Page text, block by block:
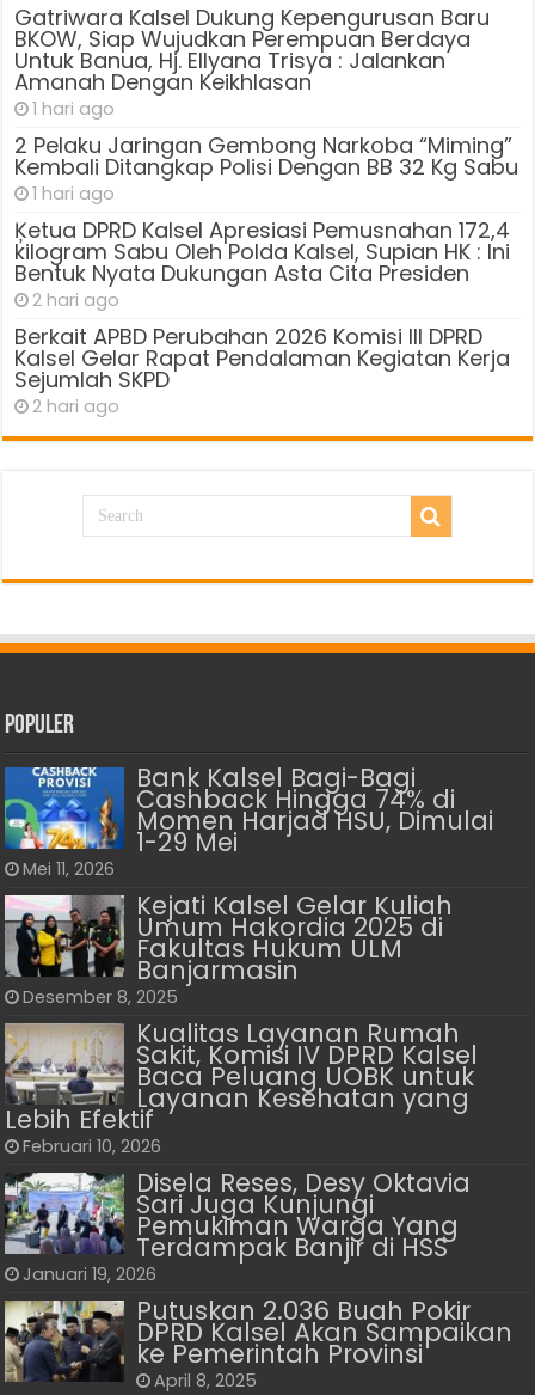
Gatriwara Kalsel Dukung Kepengurusan Baru
BKOW, Siap Wujudkan Perempuan Berdaya
Untuk Banua, Hj. Ellyana Trisya : Jalankan
Amanah Dengan Keikhlasan
1 hari ago
2 Pelaku Jaringan Gembong Narkoba “Miming”
Kembali Ditangkap Polisi Dengan BB 32 Kg Sabu
1 hari ago
Ķetua DPRD Kalsel Apresiasi Pemusnahan 172,4
kilogram Sabu Oleh Polda Kalsel, Supian HK : Ini
Bentuk Nyata Dukungan Asta Cita Presiden
2 hari ago
Berkait APBD Perubahan 2026 Komisi III DPRD
Kalsel Gelar Rapat Pendalaman Kegiatan Kerja
Sejumlah SKPD
2 hari ago
Populer
Bank Kalsel Bagi-Bagi
Cashback Hingga 74% di
Momen Harjad HSU, Dimulai
1-29 Mei
Mei 11, 2026
Kejati Kalsel Gelar Kuliah
Umum Hakordia 2025 di
Fakultas Hukum ULM
Banjarmasin
Desember 8, 2025
Kualitas Layanan Rumah
Sakit, Komisi IV DPRD Kalsel
Baca Peluang UOBK untuk
Layanan Kesehatan yang
Lebih Efektif
Februari 10, 2026
Disela Reses, Desy Oktavia
Sari Juga Kunjungi
Pemukiman Warga Yang
Terdampak Banjir di HSS
Januari 19, 2026
Putuskan 2.036 Buah Pokir
DPRD Kalsel Akan Sampaikan
ke Pemerintah Provinsi
April 8, 2025